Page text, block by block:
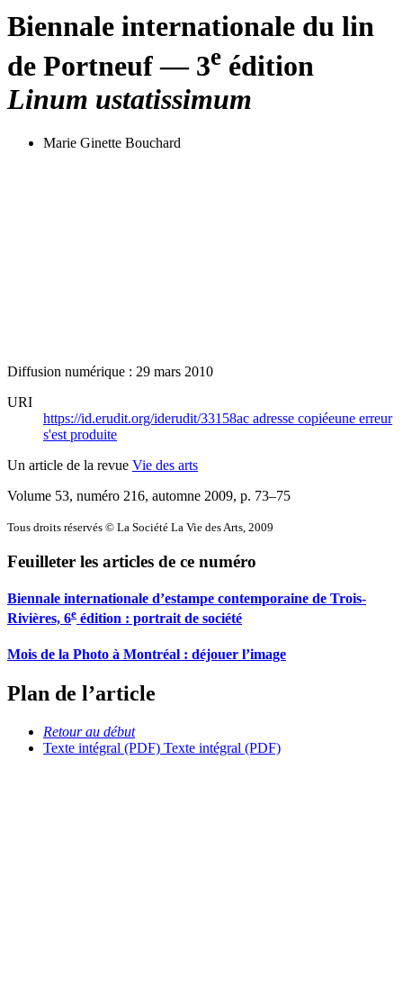
Biennale internationale du lin
de Portneuf — 3e édition
Linum ustatissimum
Marie Ginette Bouchard
Diffusion numérique : 29 mars 2010
URI
https://id.erudit.org/iderudit/33158ac adresse copiéeune erreur
s'est produite
Un article de la revue Vie des arts
Volume 53, numéro 216, automne 2009, p. 73–75
Tous droits réservés © La Société La Vie des Arts, 2009
Feuilleter les articles de ce numéro
Biennale internationale d’estampe contemporaine de Trois-
Rivières, 6e édition : portrait de société
Mois de la Photo à Montréal : déjouer l’image
Plan de l’article
Retour au début
Texte intégral (PDF) Texte intégral (PDF)